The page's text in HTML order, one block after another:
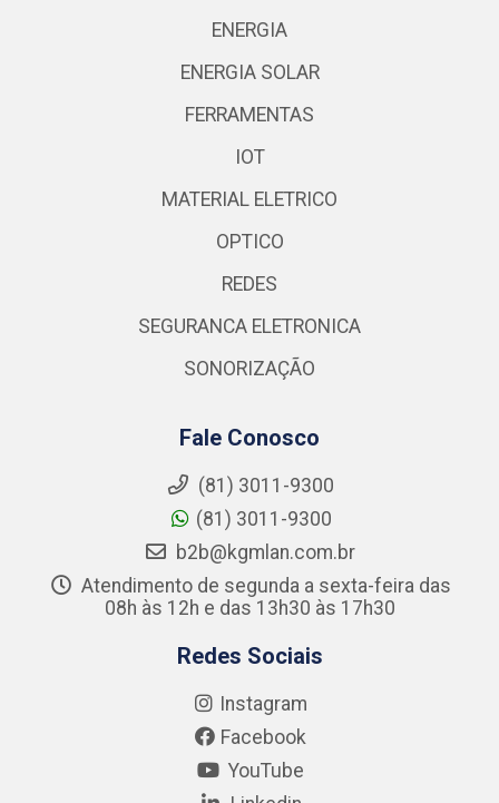
ENERGIA
ENERGIA SOLAR
FERRAMENTAS
IOT
MATERIAL ELETRICO
OPTICO
REDES
SEGURANCA ELETRONICA
SONORIZAÇÃO
Fale Conosco
(81) 3011-9300
(81) 3011-9300
b2b@kgmlan.com.br
Atendimento de segunda a sexta-feira das
08h às 12h e das 13h30 às 17h30
Redes Sociais
Instagram
Facebook
YouTube